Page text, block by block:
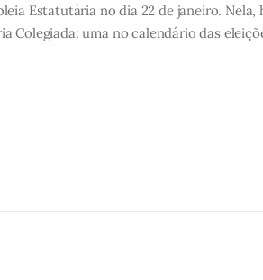
Estatutária no dia 22 de janeiro. Nela,
Colegiada: uma no calendário das